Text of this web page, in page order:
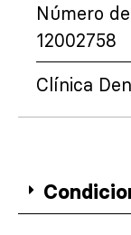
Número
12002758
Clínica